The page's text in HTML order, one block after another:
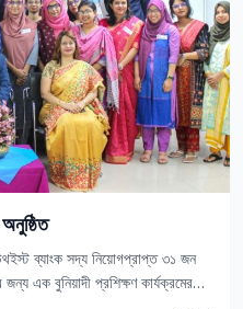
ব্যাংক সদ্য নিয়োগপ্রাপ্ত ৩১ জন
এক বুনিয়াদী প্রশিক্ষণ কার্যক্রমের